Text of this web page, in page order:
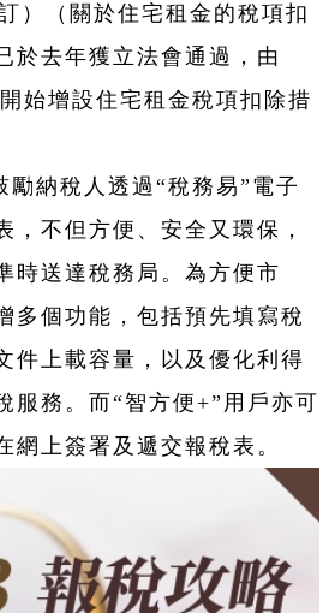
）（關於住宅租金的稅項扣
於去年獲立法會通過，由
始增設住宅租金稅項扣除措
勵納稅人透過“稅務易”電子
，不但方便、安全又環保，
時送達稅務局。為方便市
多個功能，包括預先填寫稅
件上載容量，以及優化利得
服務。而“智方便+”用戶亦可
網上簽署及遞交報稅表。